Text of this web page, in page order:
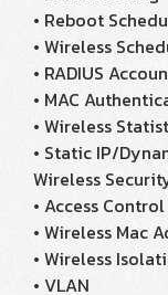
• Reboot
• Wireless
• RADIUS
• MAC
• Wireless
• Static IP/
Wireless
• Access Control
• Wireless Mac
• Wireless
• VLAN